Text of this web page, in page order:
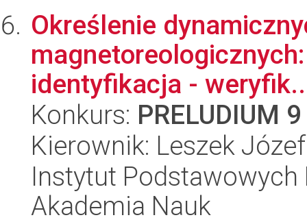
Określenie
identyfikacja -
Konkurs: PRELUDIUM 9
Kierownik: Leszek
Instytut
Akademia Nauk